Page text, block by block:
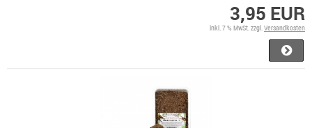
3,95 EUR
inkl. 7 % MwSt. zzgl.Versandkosten